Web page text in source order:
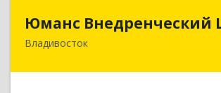
Юманс Внедренческий
Владивосток
Юманс
690014, Приморский край,